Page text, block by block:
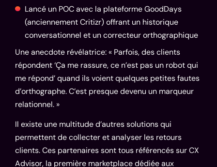
Lancé un POC avec la plateformeGoodDays
(anciennement Critizr) offrant un historique
conversationnel et un correcteur orthographique
Une anecdote révélatrice: « Parfois, des clients
répondent ‘Ça me rassure, ce n’est pas un robot qui
me répond’ quand ils voient quelques petites fautes
d’orthographe. C’est presque devenu un marqueur
relationnel. »
Il existe une multitude d’autres solutions qui
permettent decollecter et analyser les retours
clients. Ces partenaires sont tous référencés surCX
Advisor, la première marketplace dédiée aux